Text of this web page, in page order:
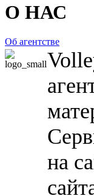
О НАС
Об агентстве
на